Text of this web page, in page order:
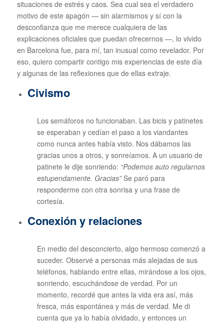
situaciones de estrés y caos. Sea cual sea el verdadero
motivo de este apagón — sin alarmismos y sí con la
desconfianza que me merece cualquiera de las
explicaciones oficiales que puedan ofrecernos —, lo vivido
en Barcelona fue, para mí, tan inusual como revelador. Por
eso, quiero compartir contigo mis experiencias de este día
y algunas de las reflexiones que de ellas extraje.
Civismo
Los semáforos no funcionaban. Las bicis y patinetes
se esperaban y cedían el paso a los viandantes
como nunca antes había visto. Nos dábamos las
gracias unos a otros, y sonreíamos. A un usuario de
patinete le dije sonriendo: “Podemos auto regularnos
estupendamente. Gracias”Se paró para
responderme con otra sonrisa y una frase de
cortesía.
Conexión y relaciones
En medio del desconcierto, algo hermoso comenzó a
suceder. Observé a personas más alejadas de sus
teléfonos, hablando entre ellas, mirándose a los ojos,
sonriendo, escuchándose de verdad. Por un
momento, recordé que antes la vida era así, más
fresca, más espontánea y más de verdad. Me di
cuenta que ya lo había olvidado, y entonces un